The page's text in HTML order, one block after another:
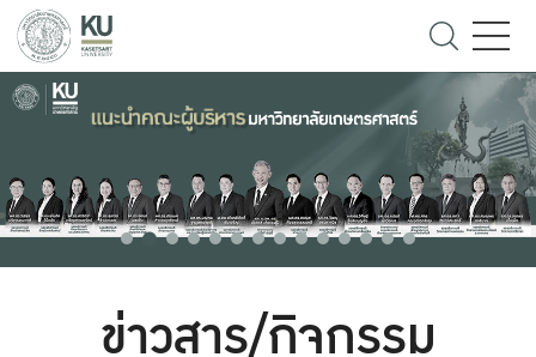
ข่าวสาร/กิจกรรม